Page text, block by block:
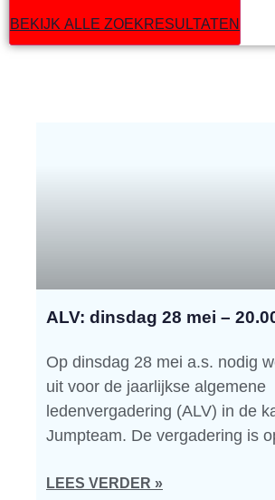
BEKIJK ALLE ZOEKRESULTATEN
ALV: dinsdag 28 mei –
Op dinsdag 28 mei a.s. nodig
uit voor de jaarlijkse algemene
ledenvergadering (ALV) in de
Jumpteam. De vergadering is
LEES VERDER »